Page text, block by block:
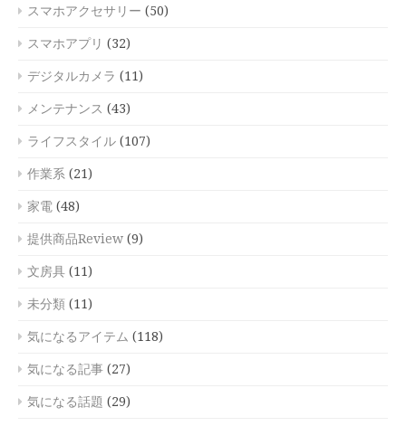
スマホアクセサリー (50)
スマホアプリ (32)
デジタルカメラ (11)
メンテナンス (43)
ライフスタイル (107)
作業系 (21)
家電 (48)
提供商品Review (9)
文房具 (11)
未分類 (11)
気になるアイテム (118)
気になる記事 (27)
気になる話題 (29)